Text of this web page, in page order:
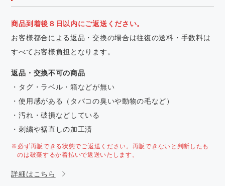
商品到着後８日以内にご返送ください。
お客様都合による返品・交換の場合は往復の送料・手数料は
すべてお客様負担となります。
返品・交換不可の商品
・タグ・ラベル・箱などが無い
・使用感がある（タバコの臭いや動物の毛など）
・汚れ・破損などしている
・刺繍や裾直しの加工済
※必ず再販できる状態でご返送ください。再販できないと判断したも
のは破棄するか着払いで返送いたします。
詳細はこちら